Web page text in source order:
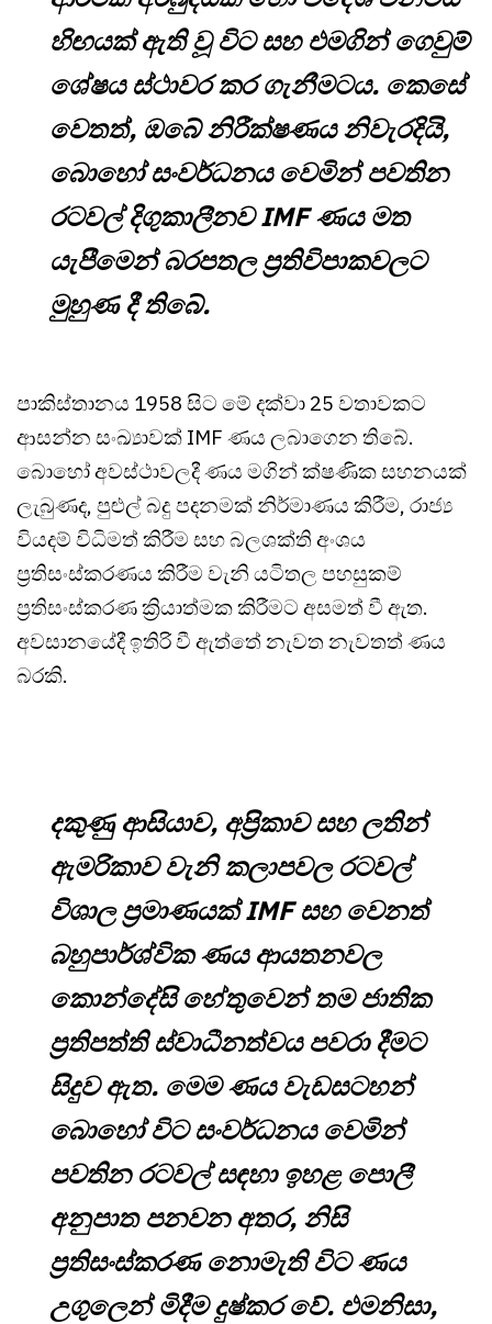
හිඟයක් ඇති වූ විට සහ එමගින් ගෙවුම්
ශේෂය ස්ථාවර කර ගැනීමටය. කෙසේ
වෙතත්, ඔබේ නිරීක්ෂණය නිවැරදියි,
බොහෝ සංවර්ධනය වෙමින් පවතින
රටවල් දිගුකාලීනව IMF ණය මත
යැපීමෙන් බරපතල ප්‍රතිවිපාකවලට
මුහුණ දී තිබේ.
පාකිස්තානය 1958 සිට මේ දක්වා 25 වතාවකට
ආසන්න සංඛ්‍යාවක් IMF ණය ලබාගෙන තිබේ.
බොහෝ අවස්ථාවලදී ණය මගින් ක්ෂණික සහනයක්
ලැබුණද, පුළුල් බදු පදනමක් නිර්මාණය කිරීම, රාජ්‍ය
වියදම් විධිමත් කිරීම සහ බලශක්ති අංශය
ප්‍රතිසංස්කරණය කිරීම වැනි යටිතල පහසුකම්
ප්‍රතිසංස්කරණ ක්‍රියාත්මක කිරීමට අසමත් වී ඇත.
අවසානයේදී ඉතිරි වී ඇත්තේ නැවත නැවතත් ණය
බරකි.
දකුණු ආසියාව, අප්‍රිකාව සහ ලතින්
ඇමරිකාව වැනි කලාපවල රටවල්
විශාල ප්‍රමාණයක් IMF සහ වෙනත්
බහුපාර්ශ්වික ණය ආයතනවල
කොන්දේසි හේතුවෙන් තම ජාතික
ප්‍රතිපත්ති ස්වාධීනත්වය පවරා දීමට
සිදුව ඇත. මෙම ණය වැඩසටහන්
බොහෝ විට සංවර්ධනය වෙමින්
පවතින රටවල් සඳහා ඉහළ පොලී
අනුපාත පනවන අතර, නිසි
ප්‍රතිසංස්කරණ නොමැති විට ණය
උගුලෙන් මිදීම දුෂ්කර වේ. එමනිසා,